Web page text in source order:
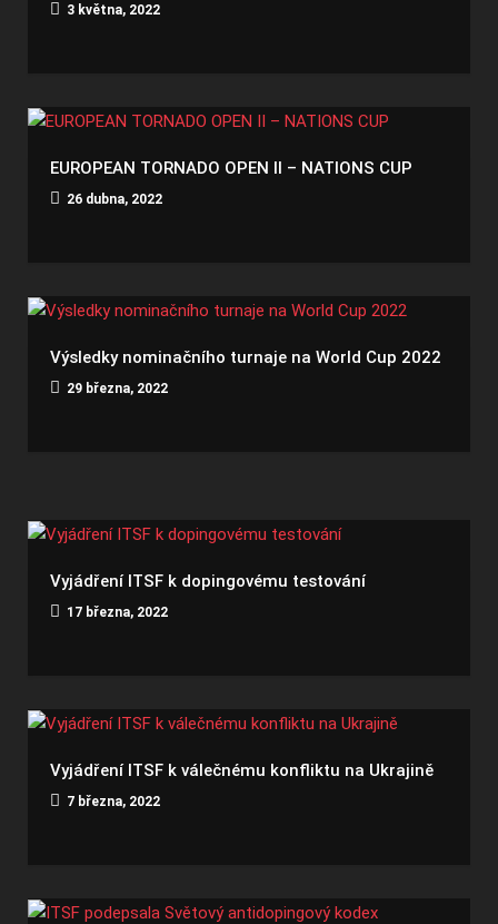
3 května, 2022
EUROPEAN TORNADO OPEN II – NATIONS CUP
26 dubna, 2022
Výsledky nominačního turnaje na World Cup 2022
29 března, 2022
Vyjádření ITSF k dopingovému testování
17 března, 2022
Vyjádření ITSF k válečnému konfliktu na Ukrajině
7 března, 2022